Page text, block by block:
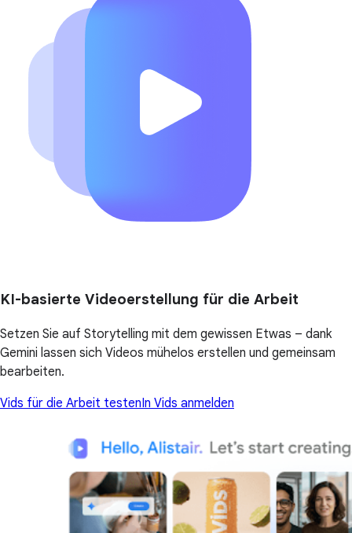
KI-basierte Videoerstellung für die Arbeit
Setzen Sie auf Storytelling mit dem gewissen Etwas – dank
Gemini lassen sich Videos mühelos erstellen und gemeinsam
bearbeiten.
Vids für die Arbeit testenIn Vids anmelden